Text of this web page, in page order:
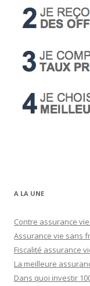
A LA UNE
Contre assurance vie
Assurance vie sans
Fiscalité assurance
La meilleure
Dans quoi investir